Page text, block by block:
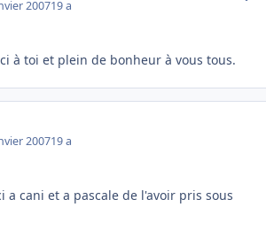
200719 a
à toi et plein de bonheur à vous tous.
200719 a
a cani et a pascale de l'avoir pris sous